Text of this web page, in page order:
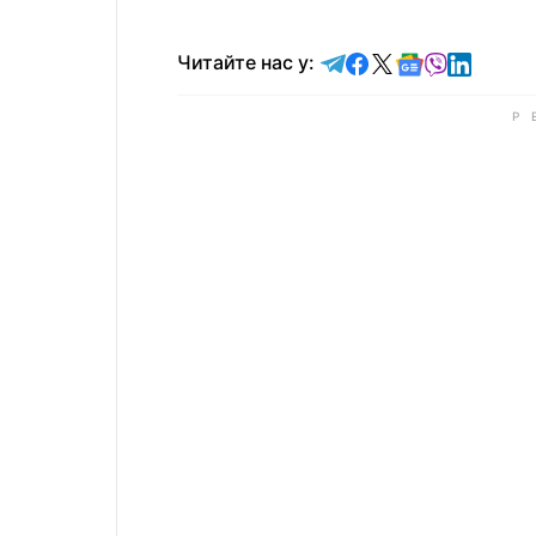
Читайте нас у: Читайте у Telegram
Читайте у
Читайте у X
Читайте у
Читайте